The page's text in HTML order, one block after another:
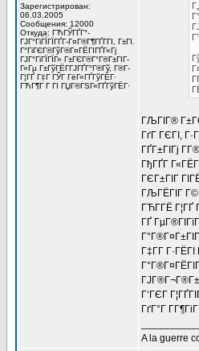
Зарегистрирован:
06.03.2005
Сообщения: 12000
Откуда: ГЋГЎГҐГ°-
ГЈГ°ГіГЇГЇГҐГ­-Г¤Г®Г¶ГҐГ­ГІ, Г±ГІ.
Г°ГіГЄГ®ГўГ®Г¤ГЁГІГҐГ«Гј
ГЈГ°ГіГЇГЇГ» Г±ГЄГ®Г°Г®Г±ГІГ­
Г»Гµ Г±ГўГЁГ­ГЈГҐГ°Г®Гў, Г®Г­
Г¦ГҐ Г‡Г ГЎГ ГёГ«ГҐГўГЁГ·
ГЋГ¶Г Г ГІ ГЏГ®ГЅГ«ГҐГўГЁГ·
ГЉГІГ®
ГґГ ГЄГІ,
ГҐГ±ГІГј
ГђГҐГ
ГЄГ±ГІГ
ГЉГЁГІГ
ГЋГ­ГЁ Г¦ГҐ
ГҐ
Г‡Г­Г
Г‘ГЄГ
ГґГ°Г
A la guerre